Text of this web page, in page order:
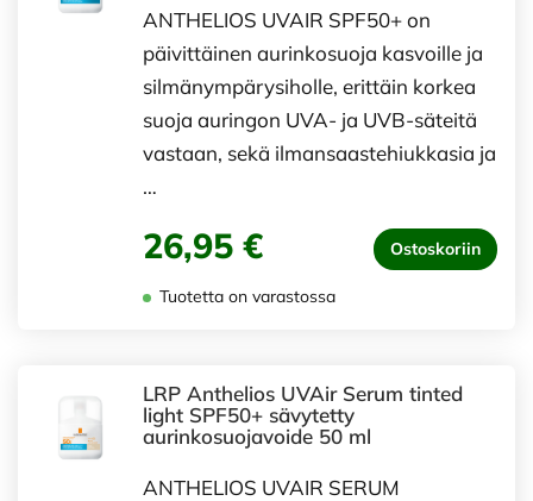
ANTHELIOS UVAIR SPF50+ on
päivittäinen aurinkosuoja kasvoille ja
silmänympärysiholle, erittäin korkea
suoja auringon UVA- ja UVB-säteitä
vastaan, sekä ilmansaastehiukkasia ja
…
26,95 € Ostoskoriin
Tuotetta on varastossa
LRP Anthelios UVAir Serum tinted
light SPF50+ sävytetty
aurinkosuojavoide 50 ml
ANTHELIOS UVAIR SERUM